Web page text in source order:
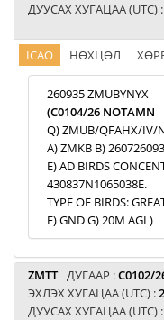
ДУУСАХ ХУГАЦАА (UTC) :
ICAO НӨХЦӨЛ
260935 ZMUBYNYX
(C0104/26 NOTAMN
Q) ZMUB/QFAHX/IV/
A) ZMKB B)
E) AD BIRDS
430837N1065038E.
TYPE OF BIRDS:
F) GND G) 20M AGL)
ZMTT ДУГААР :C0102/
ЭХЛЭХ ХУГАЦАА (UTC) :
ДУУСАХ ХУГАЦАА (UTC) :